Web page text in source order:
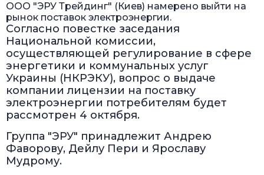
ООО "ЭРУ Трейдинг" (Киев) намерено выйти на
рынок поставок электроэнергии.
Согласно повестке заседания
Национальной комиссии,
осуществляющей регулирование в сфере
энергетики и коммунальных услуг
Украины (НКРЭКУ), вопрос о выдаче
компании лицензии на поставку
электроэнергии потребителям будет
рассмотрен 4 октября.
Группа "ЭРУ" принадлежит Андрею
Фаворову, Дейлу Пери и Ярославу
Мудрому.